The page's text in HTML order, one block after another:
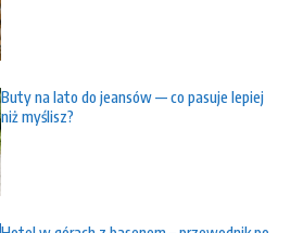
Buty na lato do jeansów — co pasuje lepiej
niż myślisz?